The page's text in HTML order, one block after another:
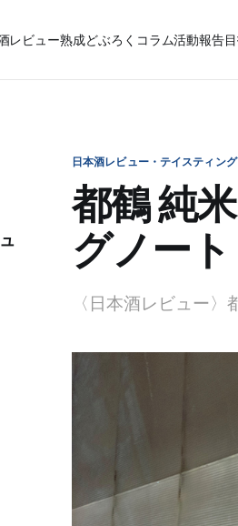
レビュー熟成どぶろく コラム活動報告
日本酒レビュー・テイスティン
都鶴 純
グノート
〈日本酒レビュー